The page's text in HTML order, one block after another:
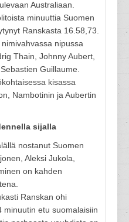
Australiaan.
minuuttia Suomen
Ranskasta 16.58,73.
nipussa
Thain, Johnny Aubert,
Guillaume.
kisassa
Nambotinin ja Aubertin
sijalla
nostanut Suomen
Aleksi Jukola,
on kahden
Ranskan ohi
minuutin etu suomalaisiin